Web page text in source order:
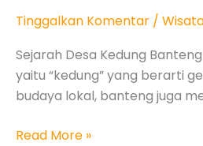
Tinggalkan Komentar /
Sejarah Desa Kedung
yaitu “kedung” yang berarti
budaya lokal, banteng juga
Budaya
Desa
Kedung
Banteng
Read More »